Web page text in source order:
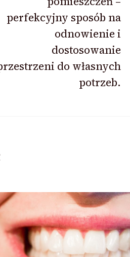
perfekcyjny sposób na
odnowienie i
dostosowanie
do własnych
potrzeb.